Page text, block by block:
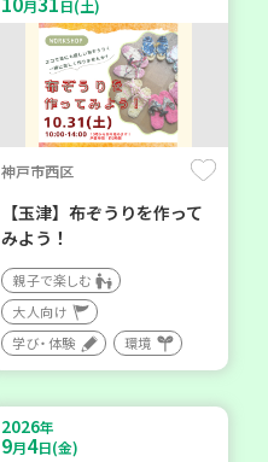
月 日(土)
神戸市西区
【玉津】布ぞうりを作って
みよう！
親子で楽しむ
大人向け
学び・体験
環境
2026年
9月4日(金)